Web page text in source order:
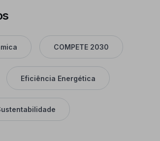
COMPETE 2030
Eficiência Energética